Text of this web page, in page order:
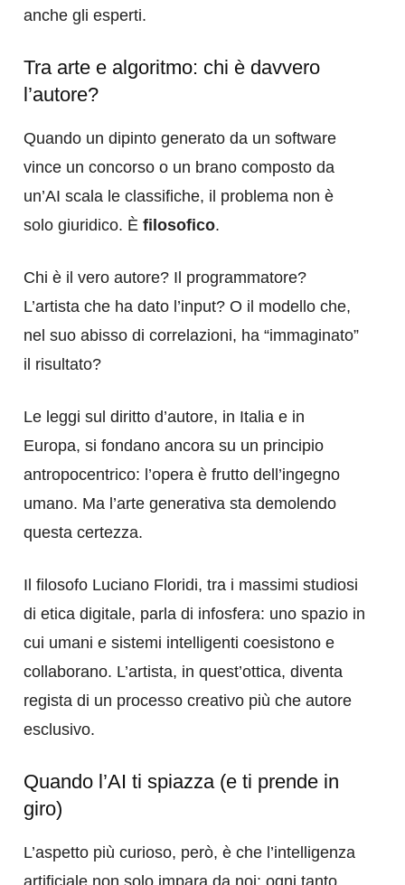
anche gli esperti.
Tra arte e algoritmo: chi è davvero
l’autore?
Quando un dipinto generato da un software
vince un concorso o un brano composto da
un’AI scala le classifiche, il problema non è
solo giuridico. È filosofico.
Chi è il vero autore? Il programmatore?
L’artista che ha dato l’input? O il modello che,
nel suo abisso di correlazioni, ha “immaginato”
il risultato?
Le leggi sul diritto d’autore, in Italia e in
Europa, si fondano ancora su un principio
antropocentrico: l’opera è frutto dell’ingegno
umano. Ma l’arte generativa sta demolendo
questa certezza.
Il filosofo Luciano Floridi, tra i massimi studiosi
di etica digitale, parla di infosfera: uno spazio in
cui umani e sistemi intelligenti coesistono e
collaborano. L’artista, in quest’ottica, diventa
regista di un processo creativo più che autore
esclusivo.
Quando l’AI ti spiazza (e ti prende in
giro)
L’aspetto più curioso, però, è che l’intelligenza